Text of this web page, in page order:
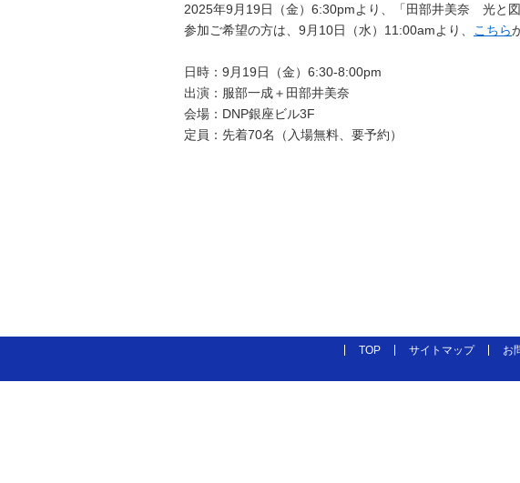
2025年9月19日（金）6:30pmより、「田部井美奈 光と
参加ご希望の方は、9月10日（水）11:00amより、
こちら
日時：9月19日（金）6:30-8:00pm
出演：服部一成＋田部井美奈
会場：DNP銀座ビル3F
定員：先着70名（入場無料、要予約）
TOP サイトマップ お